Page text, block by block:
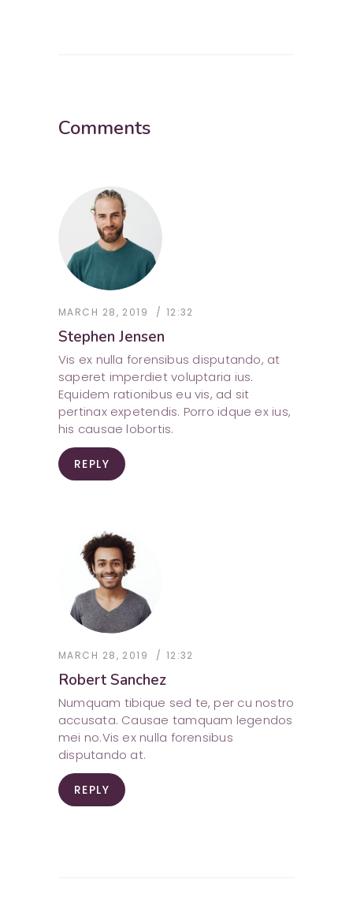
Comments
MARCH 28, 2019 12:32
Stephen Jensen
Vis ex nulla forensibus disputando, at
saperet imperdiet voluptaria ius.
Equidem rationibus eu vis, ad sit
pertinax expetendis. Porro idque ex ius,
his causae lobortis.
REPLY
MARCH 28, 2019 12:32
Robert Sanchez
Numquam tibique sed te, per cu nostro
accusata. Causae tamquam legendos
mei no.Vis ex nulla forensibus
disputando at.
REPLY